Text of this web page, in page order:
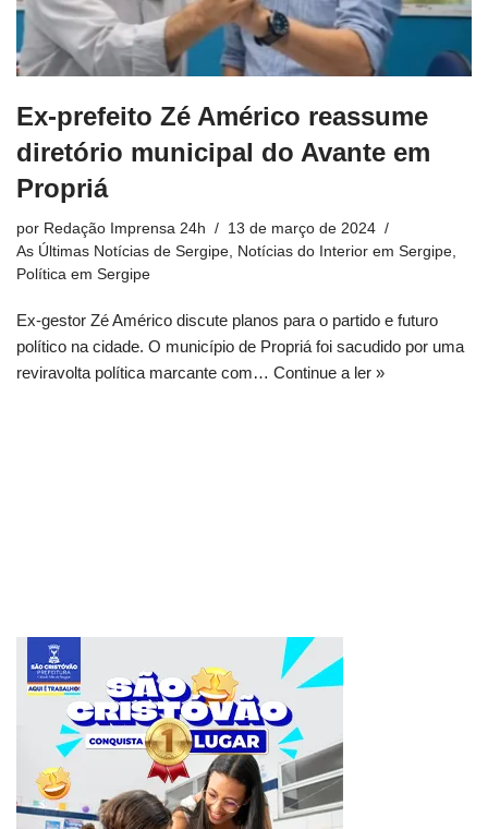
Ex-prefeito Zé Américo reassume
diretório municipal do Avante em
Propriá
por Redação Imprensa 24h
13 de março de 2024
As Últimas Notícias de Sergipe, Notícias do Interior em Sergipe,
Política em Sergipe
Ex-gestor Zé Américo discute planos para o partido e futuro
político na cidade. O município de Propriá foi sacudido por uma
reviravolta política marcante com… Continue a ler »